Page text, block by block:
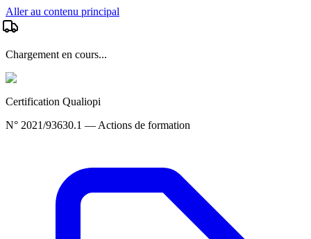
Aller au contenu principal
Chargement en cours...
Certification Qualiopi
N° 2021/93630.1 — Actions de formation